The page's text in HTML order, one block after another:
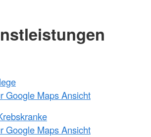
Google Maps Ansicht
Google Maps Ansicht